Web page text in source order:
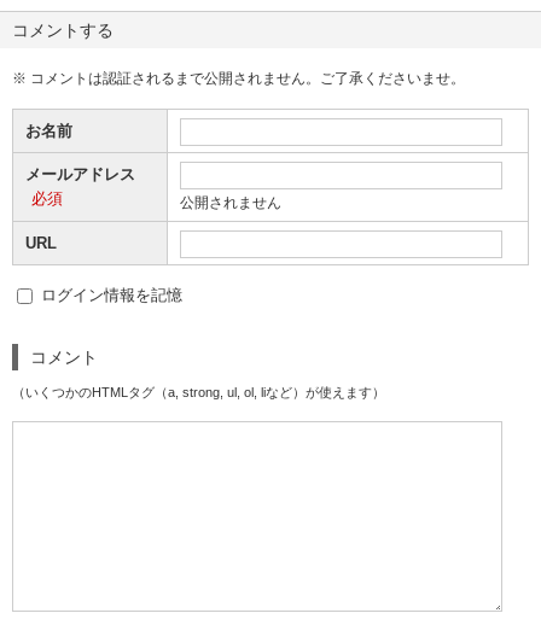
コメントする
※ コメントは認証されるまで公開されません。ご了承くださいませ。
お名前
メールアドレス
必須
公開されません
URL
ログイン情報を記憶
コメント
（いくつかのHTMLタグ（a, strong, ul, ol, liなど）が使えます）